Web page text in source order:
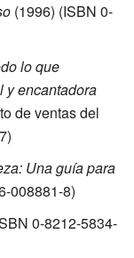
(1996) (ISBN 0-
lo que
y encantadora
de ventas del
Una guía para
008881-8)
0-8212-5834-